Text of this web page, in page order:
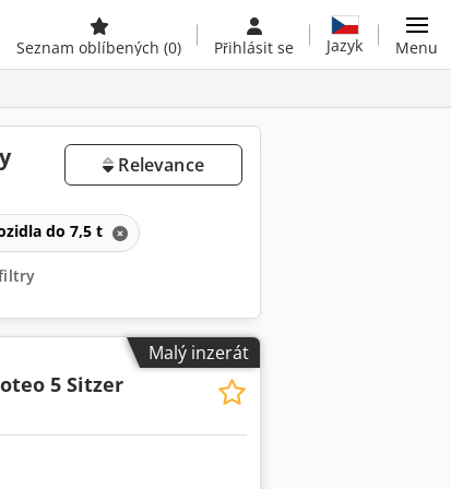
Seznam oblíbených (0) Přihlásit se Jazyk Menu
Relevance
do 7,5 t
Malý inzerát
5 Sitzer